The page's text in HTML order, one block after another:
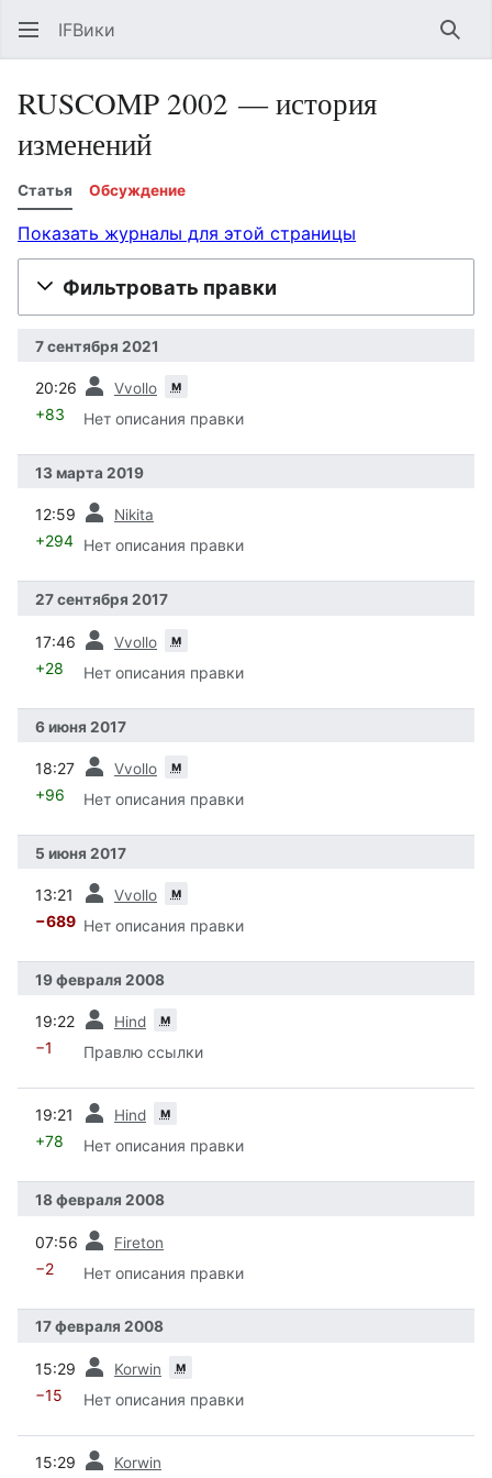
IFВики
RUSCOMP 2002 — история
изменений
Статья Обсуждение
Показать журналы для этой страницы
Фильтровать правки
7 сентября 2021
20:26 Vvollo м
+83 Нет описания правки
13 марта 2019
12:59 Nikita
+294 Нет описания правки
27 сентября 2017
17:46 Vvollo м
+28 Нет описания правки
6 июня 2017
18:27 Vvollo м
+96 Нет описания правки
5 июня 2017
13:21 Vvollo м
−689 Нет описания правки
19 февраля 2008
19:22 Hind м
−1 Правлю ссылки
19:21 Hind м
+78 Нет описания правки
18 февраля 2008
07:56 Fireton
−2 Нет описания правки
17 февраля 2008
15:29 Korwin м
−15 Нет описания правки
15:29 Korwin